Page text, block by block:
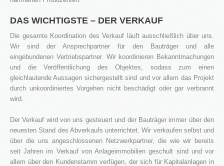
DAS WICHTIGSTE – DER VERKAUF
Die gesamte Koordination des Verkauf läuft ausschließlich über uns.
Wir sind der Ansprechpartner für den Bauträger und alle
eingebundenen Vertriebspartner. Wir koordinieren Bekanntmachungen
und die Veröffentlichung des Objektes, sodass zum einen
gleichlautende Aussagen sichergestellt sind und vor allem das Projekt
durch unkoordiniertes Vorgehen nicht beschädigt oder gar verbrannt
wird.
Der Verkauf wird von uns gesteuert und der Bauträger immer über den
neuesten Stand des Abverkaufs unterrichtet. Wir verkaufen selbst und
über die uns angeschlossenen Netzwerkpartner, die wie wir bereits
seit Jahren im Verkauf von Anlageimmobilien geschult sind und vor
allem über den Kundenstamm verfügen, der sich für Kapitalanlagen in